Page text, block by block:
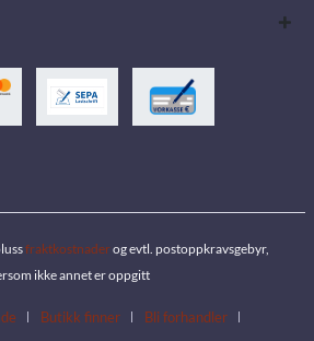
fraktkostnaderog evtl. postoppkravsgebyr,
ikke annet er oppgitt
Butikk finner
Bli forhandler